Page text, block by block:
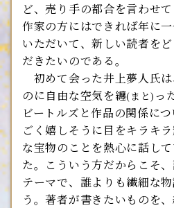
ど、売り手の都合を言わせ
作家の方にはできれば年に
いただいて、新しい読者を
だきたいのである。
初めて会った井上夢人氏
のに自由な空気を纏(まと) っ
ビートルズと作品の関係に
ごく嬉しそうに目をキラキ
な宝物のことを熱心に話し
た。こういう方だからこそ
テーマで、誰よりも繊細な
う。著者が書きたいものを